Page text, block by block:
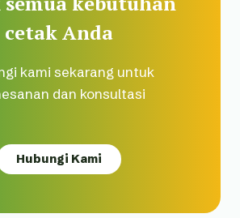
cetak Anda
kami sekarang untuk
dan konsultasi
Hubungi Kami